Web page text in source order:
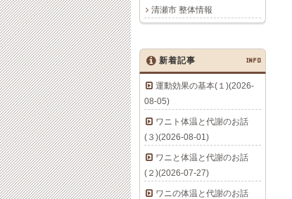
清瀬市 整体情報
新着記事 INFO
運動効果の基本(１)(2026-
08-05)
ワニト体温と代謝のお話
(３)(2026-08-01)
ワニと体温と代謝のお話
(２)(2026-07-27)
ワニの体温と代謝のお話